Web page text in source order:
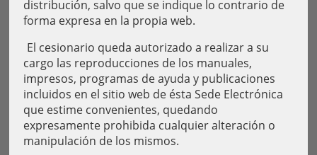
distribución, salvo que se indique lo contrario de
forma expresa en la propia web.
El cesionario queda autorizado a realizar a su
cargo las reproducciones de los manuales,
impresos, programas de ayuda y publicaciones
incluidos en el sitio web de ésta Sede Electrónica
que estime convenientes, quedando
expresamente prohibida cualquier alteración o
manipulación de los mismos.